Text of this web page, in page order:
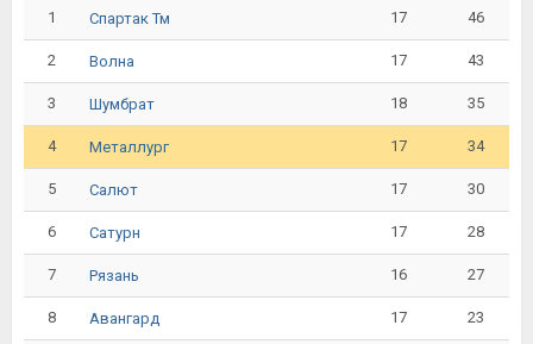
1 Спартак Тм 17 46
2 Волна 17 43
3 Шумбрат 18 35
4 Металлург 17 34
5 Салют 17 30
6 Сатурн 17 28
7 Рязань 16 27
8 Авангард 17 23